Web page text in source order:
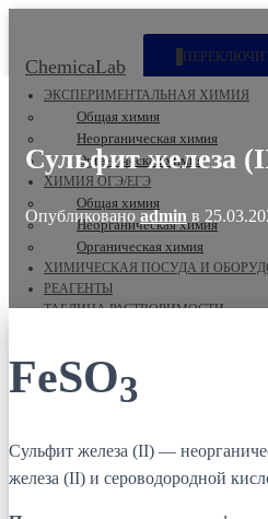
ChemicaLab
ЭКСПЕРИМЕНТАЛЬНАЯ ХИМИЯ
Общая химия
Неорганическая химия
Органическая химия
ХИМИЯ ОГЭ/ЕГЭ
Общая химия
Неорганическая химия
Органическая химия
ХИМИЧЕСКАЯ ПОСУДА И
РЕАГЕНТЫ
ТАБЛИЦА РАСТВОРИМОСТИ
О НАС
Новости
ПОЛИТИКА
Сульфит железа
Опубликованоadmin в
FeSO3
Сульфит железа (II) —
железа (II) и сероводородной